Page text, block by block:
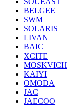
BELGEE
SWM
SOLARIS
LIVAN
BAIC
XCITE
MOSKVICH
KAIYI
OMODA
JAC
JAECOO